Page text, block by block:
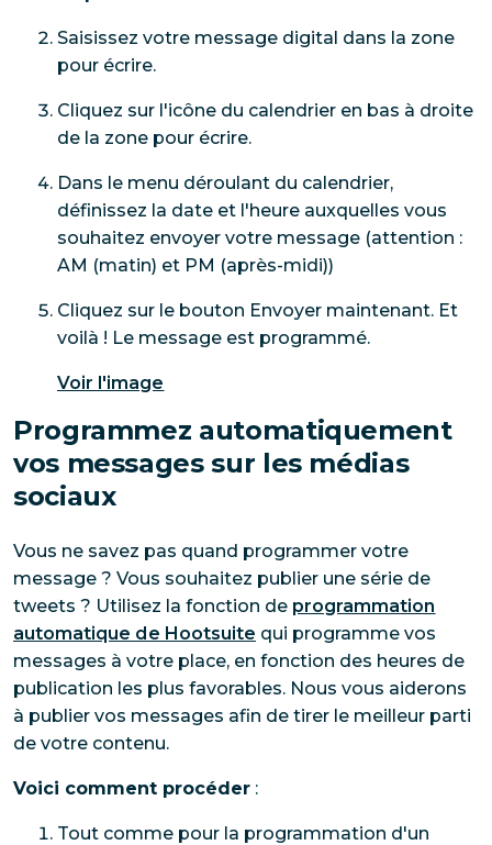
Saisissez votre message digital dans la zone
pour écrire.
Cliquez sur l'icône du calendrier en bas à droite
de la zone pour écrire.
Dans le menu déroulant du calendrier,
définissez la date et l'heure auxquelles vous
souhaitez envoyer votre message (attention :
AM (matin) et PM (après-midi))
Cliquez sur le bouton Envoyer maintenant. Et
voilà ! Le message est programmé.
Voir l'image
Programmez automatiquement
vos messages sur les médias
sociaux
Vous ne savez pas quand programmer votre
message ? Vous souhaitez publier une série de
tweets ? Utilisez la fonction de programmation
automatique de Hootsuite qui programme vos
messages à votre place, en fonction des heures de
publication les plus favorables. Nous vous aiderons
à publier vos messages afin de tirer le meilleur parti
de votre contenu.
Voici comment procéder :
Tout comme pour la programmation d'un